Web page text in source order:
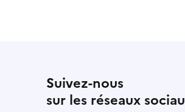
Suivez-nous
sur les réseaux